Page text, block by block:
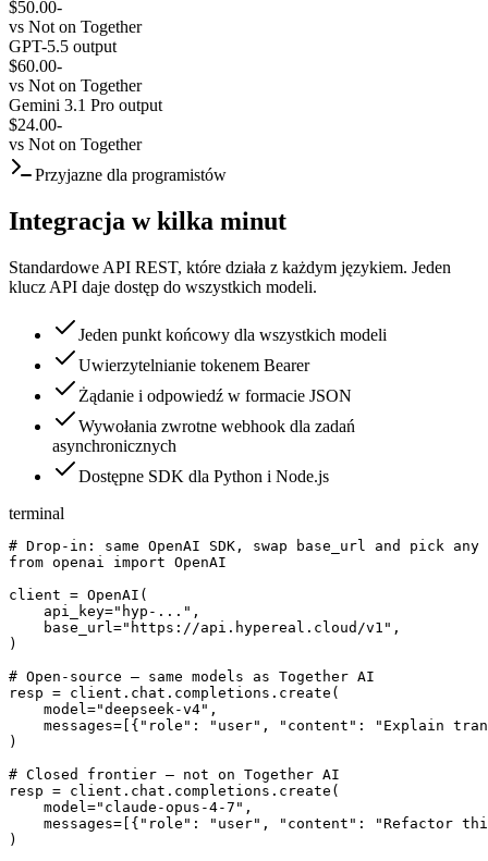
$50.00-
vs Not on Together
GPT-5.5 output
$60.00-
vs Not on Together
Gemini 3.1 Pro output
$24.00-
vs Not on Together
Przyjazne dla programistów
Integracja w kilka minut
Standardowe API REST, które działa z każdym językiem. Jeden
klucz API daje dostęp do wszystkich modeli.
Jeden punkt końcowy dla wszystkich modeli
Uwierzytelnianie tokenem Bearer
Żądanie i odpowiedź w formacie JSON
Wywołania zwrotne webhook dla zadań
asynchronicznych
Dostępne SDK dla Python i Node.js
terminal
# Drop-in: same OpenAI SDK, swap base_url and pick any
from openai import OpenAI
client = OpenAI(
    api_key="hyp-...",
    base_url="https://api.hypereal.cloud/v1",
)
# Open-source — same models as Together AI
resp = client.chat.completions.create(
    model="deepseek-v4",
messages=[{"role": "user", "content": "Explain
)
# Closed frontier — not on Together AI
resp = client.chat.completions.create(
    model="claude-opus-4-7",
messages=[{"role": "user", "content": "Refactor
)